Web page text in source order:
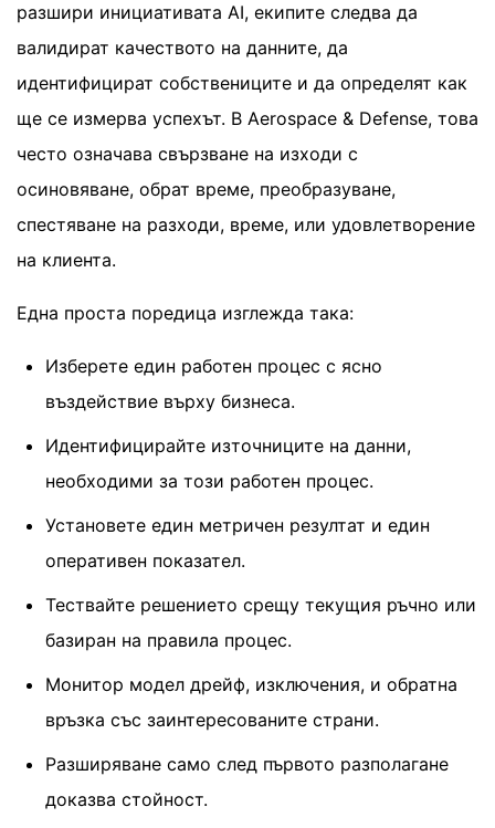
разшири инициативата AI, екипите следва да
валидират качеството на данните, да
идентифицират собствениците и да определят как
ще се измерва успехът. В Aerospace & Defense, това
често означава свързване на изходи с
осиновяване, обрат време, преобразуване,
спестяване на разходи, време, или удовлетворение
на клиента.
Една проста поредица изглежда така:
Изберете един работен процес с ясно
въздействие върху бизнеса.
Идентифицирайте източниците на данни,
необходими за този работен процес.
Установете един метричен резултат и един
оперативен показател.
Тествайте решението срещу текущия ръчно или
базиран на правила процес.
Монитор модел дрейф, изключения, и обратна
връзка със заинтересованите страни.
Разширяване само след първото разполагане
доказва стойност.